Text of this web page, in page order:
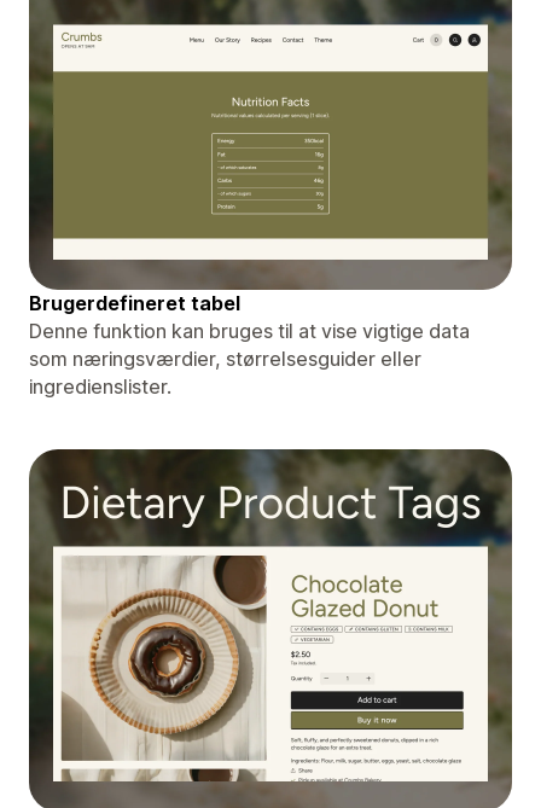
Brugerdefineret tabel
Denne funktion kan bruges til at vise vigtige data
som næringsværdier, størrelsesguider eller
ingredienslister.